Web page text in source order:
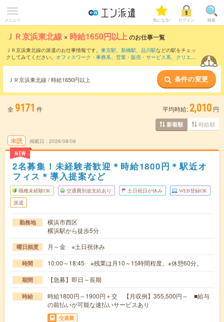
メニュー 気になる! ログイン 検索
ＪＲ京浜東北線 × 時給1650円以上のお仕事一覧
ＪＲ京浜東北線の派遣のお仕事情報です。 東京駅、 新橋駅、 品川駅などの駅をチェッ
クしてみてください。 オフィスワーク・事務系、 営業・販売・サービス系、 クリエイ
ＪＲ京浜東北線 / 時給1650円以上 条件の変更
全 9171 件 平均時給: 2,010 円
新着順 時給順
未読
NEW
掲載日 2026/08/08
2名募集！未経験者歓迎＊時給1800円＊駅近オ
フィス＊導入提案など
職種未経験OK 交通費別途支給あり 土日祝日が休み WEB登録OK
派遣
勤務地
横浜市西区
横浜駅から徒歩5分
曜日頻度 月～金 ※土日祝休み
時間 10:00～18:45 ※残業は月10～15時間程度。※休憩60分。
期間 【急募】即日～長期
時給
時給1800円～1900円＋交 【月収例】355,500円～ ■給与
の前払いが可能な速払いサービスあり
交通費